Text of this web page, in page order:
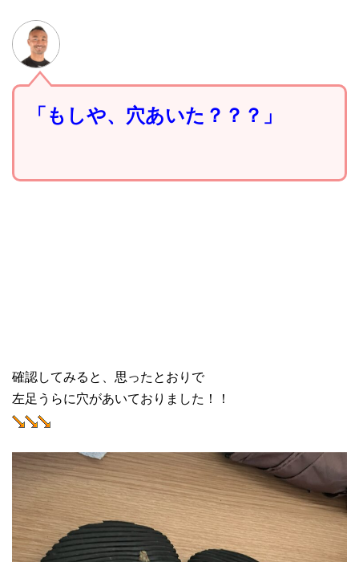
「もしや、穴あいた？？？」
確認してみると、思ったとおりで
左足うらに穴があいておりました！！